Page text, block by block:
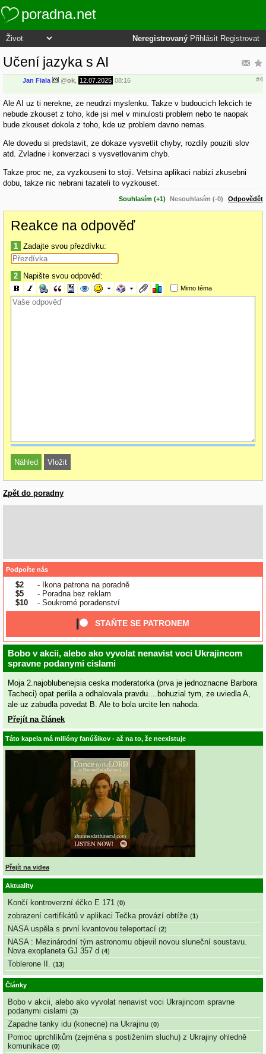
poradna.net
Neregistrovaný Přihlásit Registrovat
Učení jazyka s AI
Jan Fiala @ok 12.07.2025 08:16 #4
Ale AI uz ti nerekne, ze neudrzi myslenku. Takze v budoucich lekcich te
nebude zkouset z toho, kde jsi mel v minulosti problem nebo te naopak
bude zkouset dokola z toho, kde uz problem davno nemas.
Ale dovedu si predstavit, ze dokaze vysvetlit chyby, rozdily pouziti slov
atd. Zvladne i konverzaci s vysvetlovanim chyb.
Takze proc ne, za vyzkouseni to stoji. Vetsina aplikaci nabizi zkusebni
dobu, takze nic nebrani tazateli to vyzkouset.
Souhlasím (+1) Nesouhlasím (-0) Odpovědět
Reakce na odpověď
1 Zadajte svou přezdívku:
2 Napište svou odpověď:
Mimo téma
Zpět do poradny
Podpořte nás
$2
- Ikona patrona na poradně
$5
- Poradna bez reklam
$10
- Soukromé poradenství
STAŇTE SE PATRONEM
Bobo v akcii, alebo ako vyvolat nenavist voci Ukrajincom
spravne podanymi cislami
Moja 2.najoblubenejsia ceska moderatorka (prva je jednoznacne Barbora
Tacheci) opat perlila a odhalovala pravdu....bohuzial tym, ze uviedla A,
ale uz zabudla povedat B. Ale to bola urcite len nahoda.
Přejít na článek
Táto kapela má milióny fanúšikov - až na to, že neexistuje
Přejít na videa
Aktuality
Končí kontroverzní éčko E 171 (0)
zobrazení certifikátů v aplikaci Tečka provází obtíže (1 )
NASA uspěla s první kvantovou teleportací (2)
NASA : Mezinárodní tým astronomu objevil novou sluneční soustavu.
Nova exoplaneta GJ 357 d (4)
Toblerone II. (13)
Články
Bobo v akcii, alebo ako vyvolat nenavist voci Ukrajincom spravne
podanymi cislami (3)
Zapadne tanky idu (konecne) na Ukrajinu (0)
Pomoc uprchlíkům (zejména s postižením sluchu) z Ukrajiny ohledně
komunikace (0)